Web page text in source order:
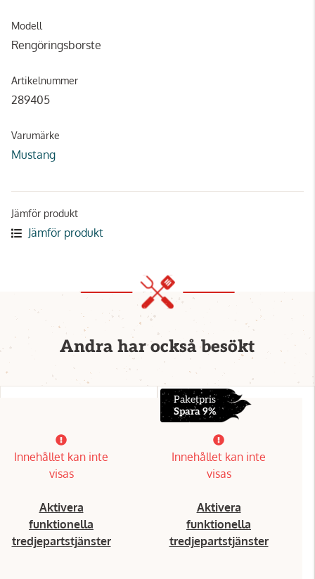
Modell
Rengöringsborste
Artikelnummer
289405
Varumärke
Mustang
Jämför produkt
Jämför produkt
Andra har också besökt
Innehållet kan inte
visas
Aktivera
funktionella
tredjepartstjänster
Paketpris
Spara 9%
Innehållet kan inte
visas
Aktivera
funktionella
tredjepartstjänster